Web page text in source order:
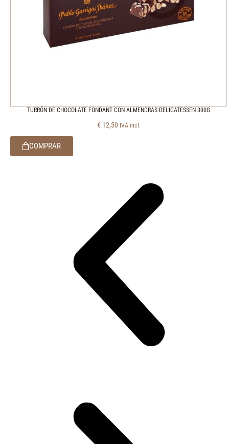
TURRÓN DE CHOCOLATE FONDANT CON ALMENDRAS DELICATESSEN 300G
€ 12,50 IVA incl.
COMPRAR